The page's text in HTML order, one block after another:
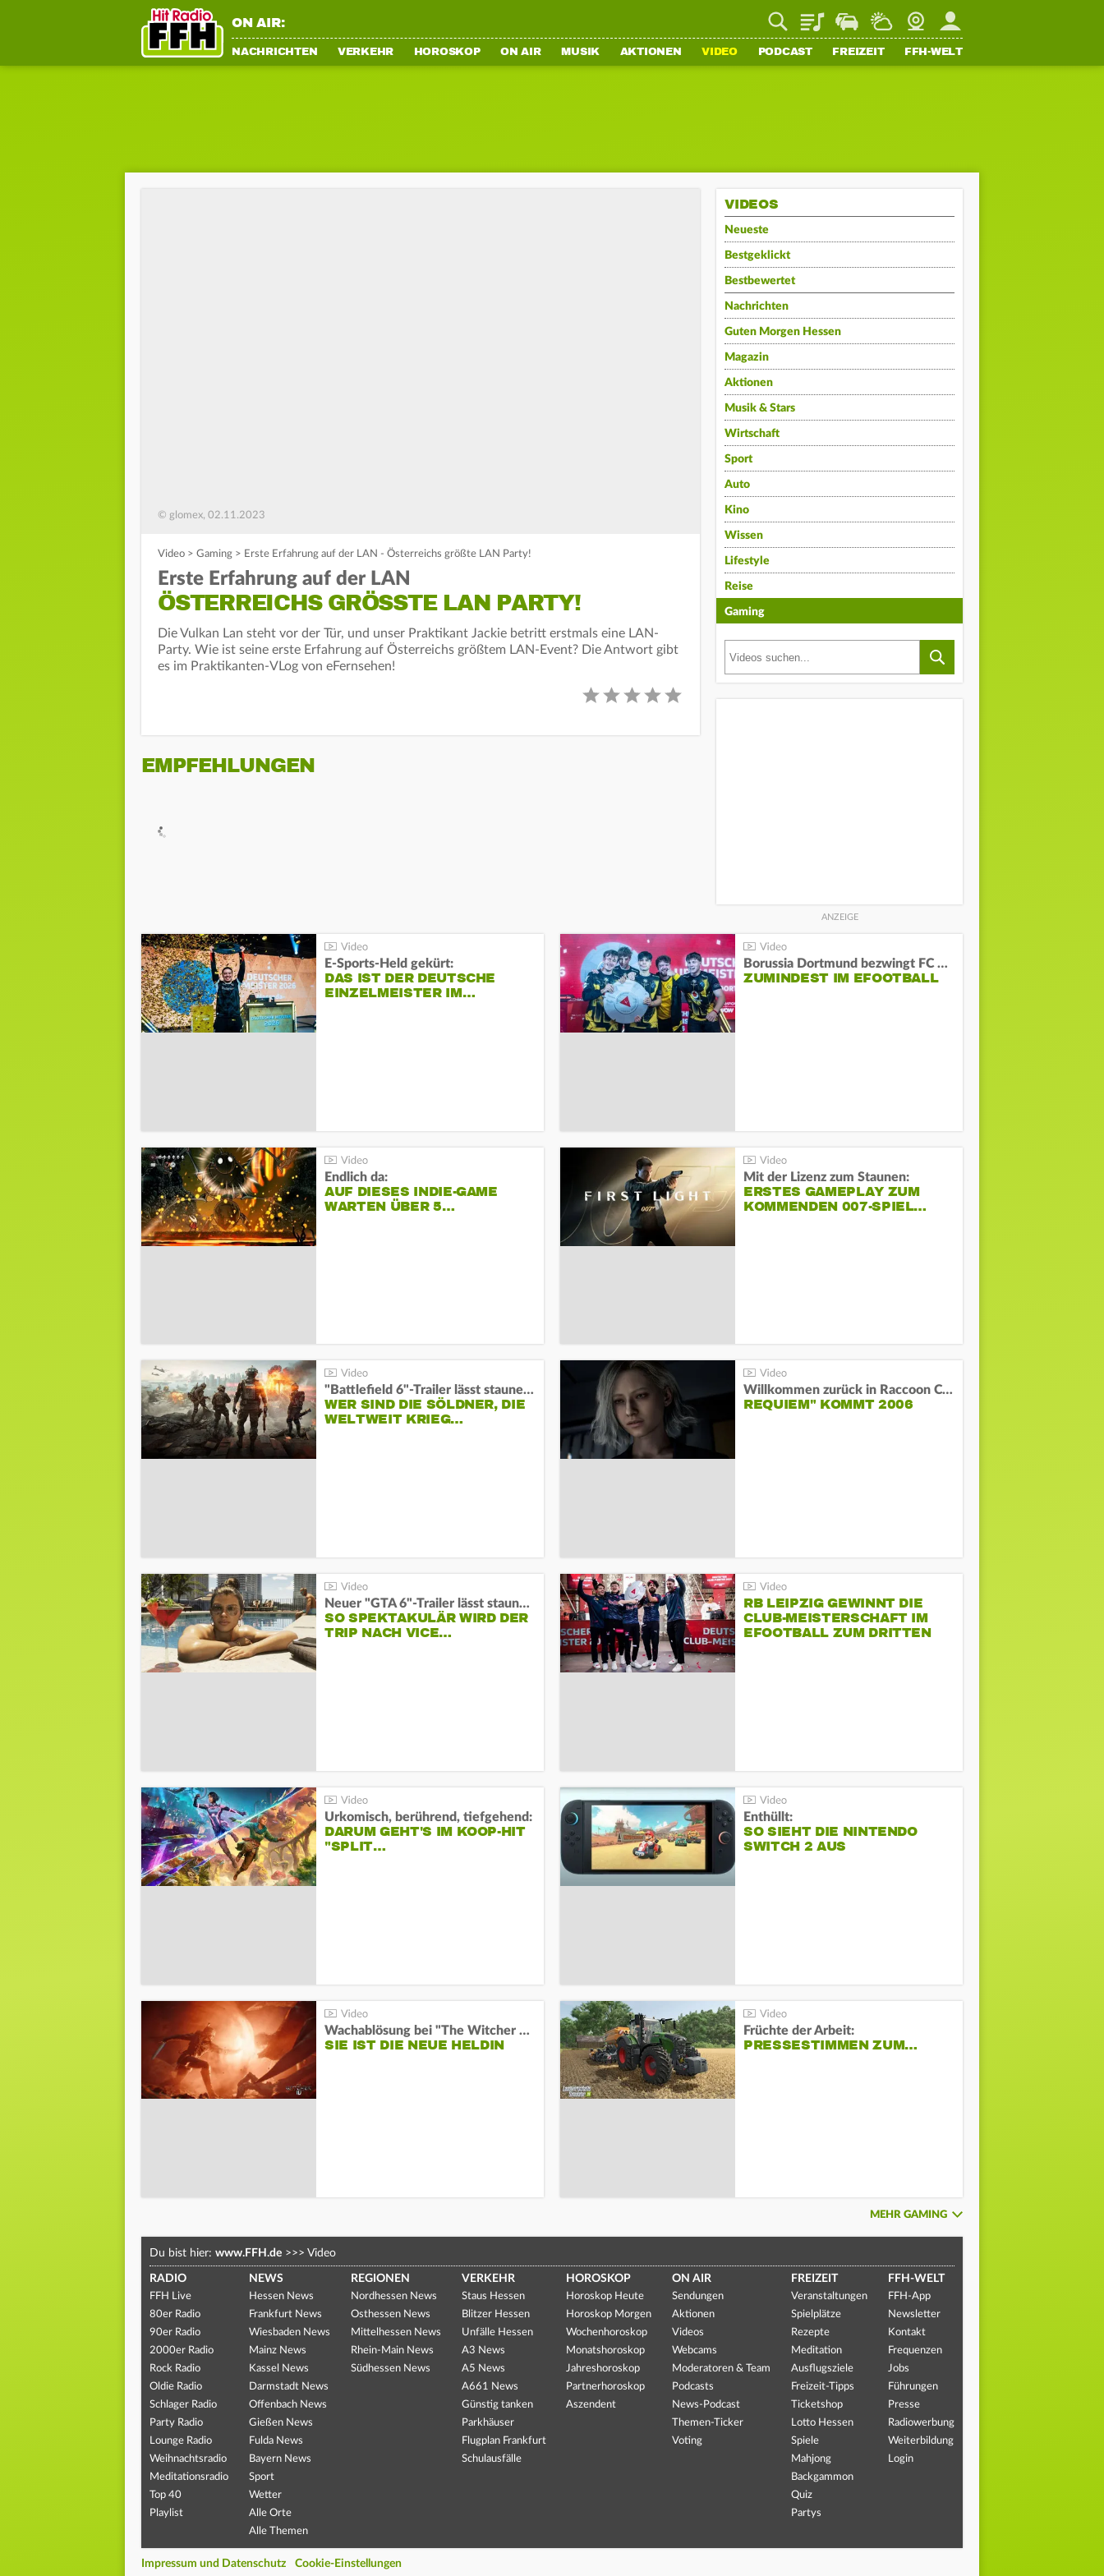
ON AIR: PlaylistStaupilotWetterWebcamMein FFH
NACHRICHTEN VERKEHR HOROSKOP ON AIR MUSIK AKTIONEN VIDEO PODCAST FREIZEIT FFH-WELT
© glomex, 02.11.2023
Video > Gaming > Erste Erfahrung auf der LAN - Österreichs größte LAN Party!
Erste Erfahrung auf der LAN
ÖSTERREICHS GRÖSSTE LAN PARTY!
Die Vulkan Lan steht vor der Tür, und unser Praktikant Jackie betritt erstmals eine LAN-
Party. Wie ist seine erste Erfahrung auf Österreichs größtem LAN-Event? Die Antwort gibt
es im Praktikanten-VLog von eFernsehen!
EMPFEHLUNGEN
VIDEOS
Neueste
Bestgeklickt
Bestbewertet
Nachrichten
Guten Morgen Hessen
Magazin
Aktionen
Musik & Stars
Wirtschaft
Sport
Auto
Kino
Wissen
Lifestyle
Reise
Gaming
E-Sports-Held gekürt:
DAS IST DER DEUTSCHE
EINZELMEISTER IM…
Borussia Dortmund bezwingt FC Bayern und gewinnt die Meisterschaft
ZUMINDEST IM EFOOTBALL
Endlich da:
AUF DIESES INDIE-GAME
WARTEN ÜBER 5…
Mit der Lizenz zum Staunen:
ERSTES GAMEPLAY ZUM
KOMMENDEN 007-SPIEL…
"Battlefield 6"-Trailer lässt staunen und rätseln:
WER SIND DIE SÖLDNER, DIE
WELTWEIT KRIEG…
Willkommen zurück in Raccoon City! "Resident Evil:
REQUIEM" KOMMT 2006
Neuer "GTA 6"-Trailer lässt staunen:
SO SPEKTAKULÄR WIRD DER
TRIP NACH VICE…
RB LEIPZIG GEWINNT DIE
CLUB-MEISTERSCHAFT IM
EFOOTBALL ZUM DRITTEN
Urkomisch, berührend, tiefgehend:
DARUM GEHT'S IM KOOP-HIT
"SPLIT…
Enthüllt:
SO SIEHT DIE NINTENDO
SWITCH 2 AUS
Wachablösung bei "The Witcher 4":
SIE IST DIE NEUE HELDIN
Früchte der Arbeit:
PRESSESTIMMEN ZUM…
MEHR GAMING
Du bist hier: www.FFH.de >>> Video
RADIO
FFH Live
80er Radio
90er Radio
2000er Radio
Rock Radio
Oldie Radio
Schlager Radio
Party Radio
Lounge Radio
Weihnachtsradio
Meditationsradio
Top 40
Playlist
NEWS
Hessen News
Frankfurt News
Wiesbaden News
Mainz News
Kassel News
Darmstadt News
Offenbach News
Gießen News
Fulda News
Bayern News
Sport
Wetter
Alle Orte
Alle Themen
REGIONEN
Nordhessen News
Osthessen News
Mittelhessen News
Rhein-Main News
Südhessen News
VERKEHR
Staus Hessen
Blitzer Hessen
Unfälle Hessen
A3 News
A5 News
A661 News
Günstig tanken
Parkhäuser
Flugplan Frankfurt
Schulausfälle
HOROSKOP
Horoskop Heute
Horoskop Morgen
Wochenhoroskop
Monatshoroskop
Jahreshoroskop
Partnerhoroskop
Aszendent
ON AIR
Sendungen
Aktionen
Videos
Webcams
Moderatoren & Team
Podcasts
News-Podcast
Themen-Ticker
Voting
FREIZEIT
Veranstaltungen
Spielplätze
Rezepte
Meditation
Ausflugsziele
Freizeit-Tipps
Ticketshop
Lotto Hessen
Spiele
Mahjong
Backgammon
Quiz
Partys
FFH-WELT
FFH-App
Newsletter
Kontakt
Frequenzen
Jobs
Führungen
Presse
Radiowerbung
Weiterbildung
Login
Impressum und Datenschutz Cookie-Einstellungen